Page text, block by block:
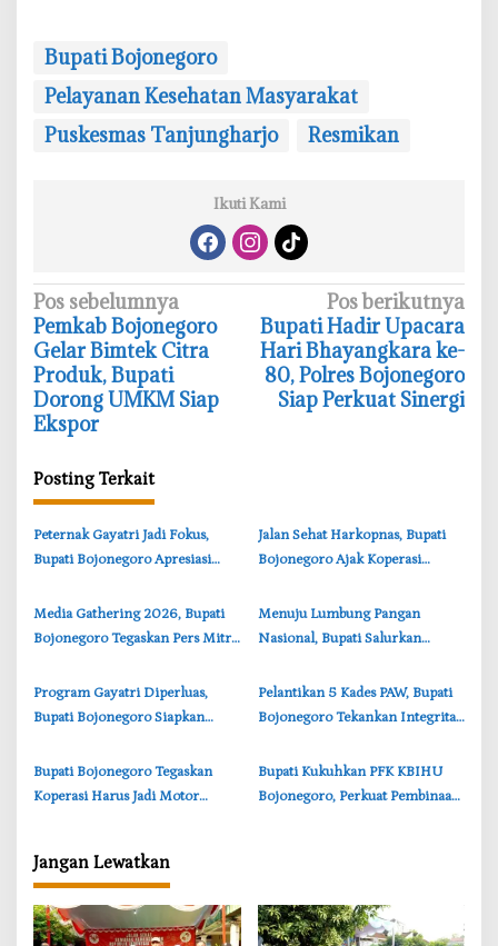
Bupati Bojonegoro
Pelayanan Kesehatan Masyarakat
Puskesmas Tanjungharjo
Resmikan
Ikuti Kami
N
a
v
i
g
s
i
p
s
Pos sebelumnya
‎Pemkab Bojonegoro
Gelar Bimtek Citra
Produk, Bupati
Dorong UMKM Siap
Ekspor
Pos berikutnya
‎Bupati Hadir Upacara
Hari Bhayangkara ke-
80, Polres Bojonegoro
Siap Perkuat Sinergi
Posting Terkait
‎Peternak Gayatri Jadi Fokus,
Bupati Bojonegoro Apresiasi
Brawijaya
‎Jalan Sehat Harkopnas, Bupati
Bojonegoro Ajak Koperasi
‎Media Gathering 2026, Bupati
Bojonegoro Tegaskan Pers Mitra
‎Menuju Lumbung Pangan
Nasional, Bupati Salurkan
Bojonegoro
‎Program Gayatri Diperluas,
Bupati Bojonegoro Siapkan
Ayam Petelur
‎Pelantikan 5 Kades PAW, Bupati
Bojonegoro Tekankan Integritas
‎Bupati Bojonegoro Tegaskan
Koperasi Harus Jadi Motor
‎Bupati Kukuhkan PFK KBIHU
Bojonegoro, Perkuat Pembinaan
Jangan Lewatkan